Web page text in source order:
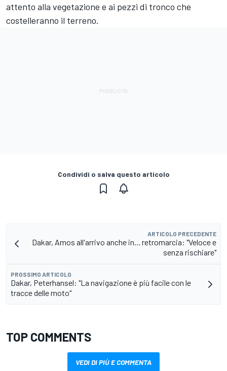
attento alla vegetazione e ai pezzi di tronco che
costelleranno il terreno.
Condividi o salva questo articolo
ARTICOLO PRECEDENTE
Dakar, Amos all'arrivo anche in... retromarcia: "Veloce e
senza rischiare"
PROSSIMO ARTICOLO
Dakar, Peterhansel: "La navigazione è più facile con le
tracce delle moto"
TOP COMMENTS
VEDI DI PIÙ E COMMENTA